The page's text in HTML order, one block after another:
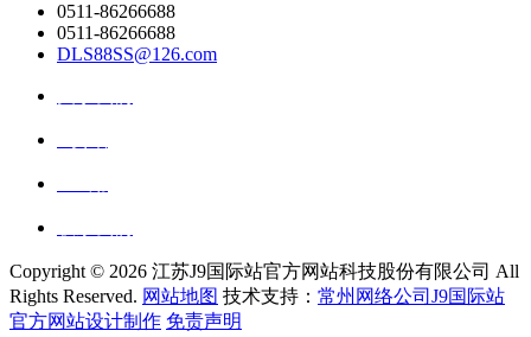
0511-86266688
0511-86266688
DLS88SS@126.com
Copyright © 2026 江苏J9国际站官方网站科技股份有限公司 All
Rights Reserved. 网站地图 技术支持： 常州网络公司J9国际站
官方网站设计制作 免责声明